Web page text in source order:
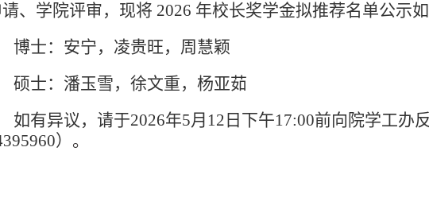
、学院评审，现将 2026 年校长奖学金拟推荐名单公示如
博士：安宁，凌贵旺，周慧颖
硕士：潘玉雪，徐文重，杨亚茹
如有异议，请于2026年5月12日下午17:00前向院学工办
） 。